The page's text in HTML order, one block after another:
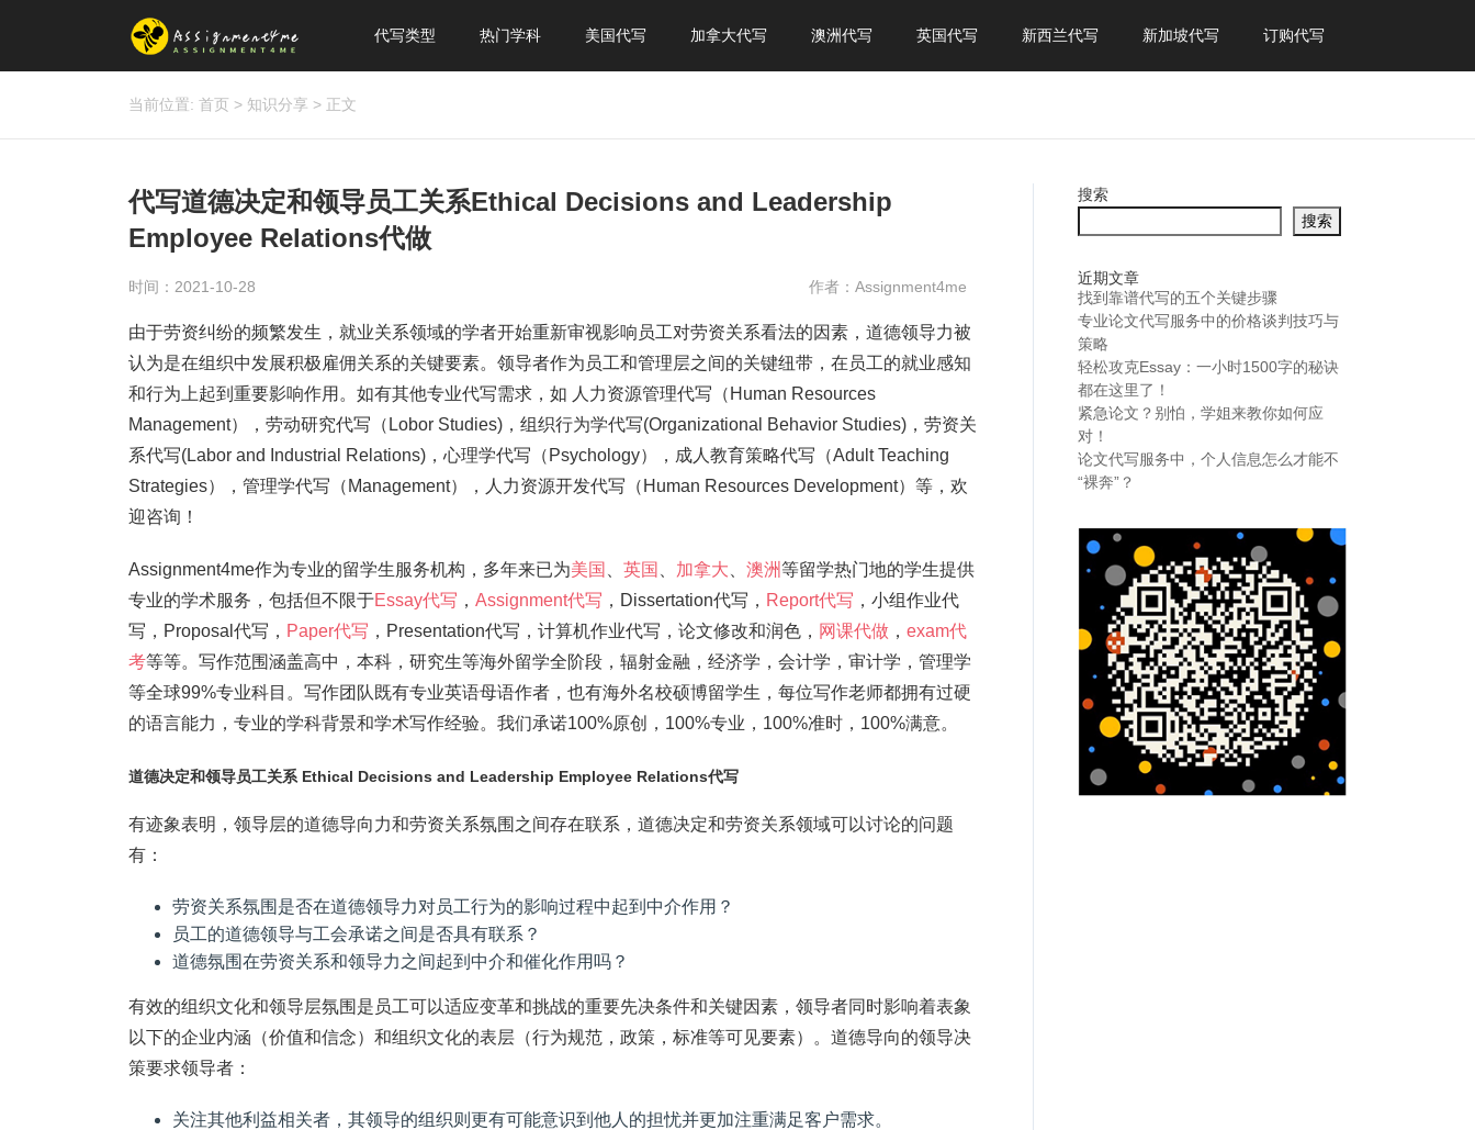
代写类型 热门学科 美国代写 加拿大代写 澳洲代写 英国代写 新西兰代写 新加坡代写 订购代写
当前位置: 首页 > 知识分享 > 正文
代写道德决定和领导员工关系Ethical Decisions and Leadership
Employee Relations代做
时间：2021-10-28 作者：Assignment4me
由于劳资纠纷的频繁发生，就业关系领域的学者开始重新审视影响员工对劳资关系看法的因素，道德领导力被
认为是在组织中发展积极雇佣关系的关键要素。领导者作为员工和管理层之间的关键纽带，在员工的就业感知
和行为上起到重要影响作用。如有其他专业代写需求，如 人力资源管理代写（Human Resources
Management），劳动研究代写（Lobor Studies)，组织行为学代写(Organizational Behavior Studies)，劳资关
系代写(Labor and Industrial Relations)，心理学代写（Psychology），成人教育策略代写（Adult Teaching
Strategies），管理学代写（Management），人力资源开发代写（Human Resources Development）等，欢
迎咨询！
Assignment4me作为专业的留学生服务机构，多年来已为美国 英国 加拿大 澳洲等留学热门地的学生提供
专业的学术服务，包括但不限于Essay代写 ， Assignment代写 ，Dissertation代写， Report代写 ，小组作业代
写，Proposal代写， Paper代写 ，Presentation代写，计算机作业代写，论文修改和润色， 网课代做 ， exam代
考等等。写作范围涵盖高中，本科，研究生等海外留学全阶段，辐射金融，经济学，会计学，审计学，管理学
等全球99%专业科目。写作团队既有专业英语母语作者，也有海外名校硕博留学生，每位写作老师都拥有过硬
的语言能力，专业的学科背景和学术写作经验。我们承诺100%原创，100%专业，100%准时，100%满意。
道德决定和领导员工关系 Ethical Decisions and Leadership Employee Relations代写
有迹象表明，领导层的道德导向力和劳资关系氛围之间存在联系，道德决定和劳资关系领域可以讨论的问题
有：
劳资关系氛围是否在道德领导力对员工行为的影响过程中起到中介作用？
员工的道德领导与工会承诺之间是否具有联系？
道德氛围在劳资关系和领导力之间起到中介和催化作用吗？
有效的组织文化和领导层氛围是员工可以适应变革和挑战的重要先决条件和关键因素，领导者同时影响着表象
以下的企业内涵（价值和信念）和组织文化的表层（行为规范，政策，标准等可见要素）。道德导向的领导决
策要求领导者：
关注其他利益相关者，其领导的组织则更有可能意识到他人的担忧并更加注重满足客户需求。
搜索
搜索
近期文章
找到靠谱代写的五个关键步骤
专业论文代写服务中的价格谈判技巧与
策略
轻松攻克Essay：一小时1500字的秘诀
都在这里了！
紧急论文？别怕，学姐来教你如何应
对！
论文代写服务中，个人信息怎么才能不
“裸奔”？